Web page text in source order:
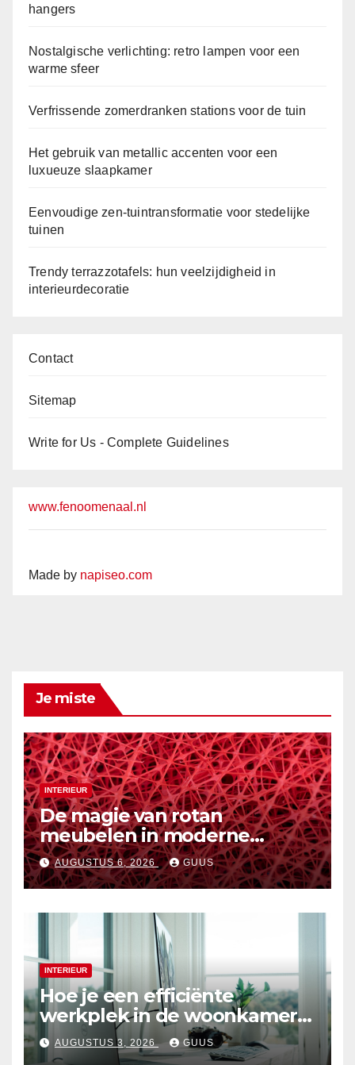
hangers
Nostalgische verlichting: retro lampen voor een
warme sfeer
Verfrissende zomerdranken stations voor de tuin
Het gebruik van metallic accenten voor een
luxueuze slaapkamer
Eenvoudige zen-tuintransformatie voor stedelijke
tuinen
Trendy terrazzotafels: hun veelzijdigheid in
interieurdecoratie
Contact
Sitemap
Write for Us - Complete Guidelines
www.fenoomenaal.nl
Made by napiseo.com
Je miste
INTERIEUR
De magie van rotan
meubelen in moderne
interieurs
AUGUSTUS 6, 2026 GUUS
INTERIEUR
Hoe je een efficiënte
werkplek in de woonkamer
creëert
AUGUSTUS 3, 2026 GUUS